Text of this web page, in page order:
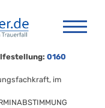
0160
im